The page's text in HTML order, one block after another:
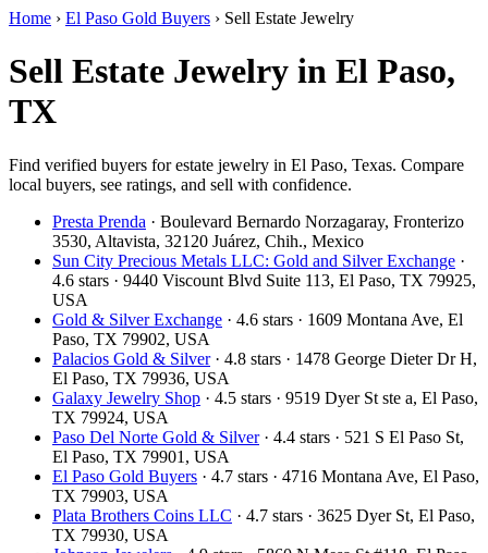
Home › El Paso Gold Buyers › Sell Estate Jewelry
Sell Estate Jewelry in El Paso,
TX
Find verified buyers for estate jewelry in El Paso, Texas. Compare
local buyers, see ratings, and sell with confidence.
Presta Prenda · Boulevard Bernardo Norzagaray, Fronterizo
3530, Altavista, 32120 Juárez, Chih., Mexico
Sun City Precious Metals LLC: Gold and Silver Exchange ·
4.6 stars · 9440 Viscount Blvd Suite 113, El Paso, TX 79925,
USA
Gold & Silver Exchange · 4.6 stars · 1609 Montana Ave, El
Paso, TX 79902, USA
Palacios Gold & Silver· 4.8 stars · 1478 George Dieter Dr H,
El Paso, TX 79936, USA
Galaxy Jewelry Shop · 4.5 stars · 9519 Dyer St ste a, El Paso,
TX 79924, USA
Paso Del Norte Gold & Silver· 4.4 stars · 521 S El Paso St,
El Paso, TX 79901, USA
El Paso Gold Buyers · 4.7 stars · 4716 Montana Ave, El Paso,
TX 79903, USA
Plata Brothers Coins LLC · 4.7 stars · 3625 Dyer St, El Paso,
TX 79930, USA